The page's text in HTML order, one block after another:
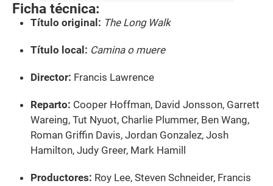
Ficha técnica:
Título original: The Long Walk
Título local: Camina o muere
Director: Francis Lawrence
Reparto: Cooper Hoffman, David Jonsson, Garrett
Wareing, Tut Nyuot, Charlie Plummer, Ben Wang,
Roman Griffin Davis, Jordan Gonzalez, Josh
Hamilton, Judy Greer, Mark Hamill
Productores: Roy Lee, Steven Schneider, Francis